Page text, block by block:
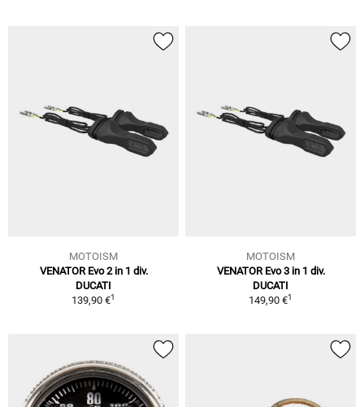
MOTOISM
VENATOR Evo 2 in 1 div.
DUCATI
139,90 €1
MOTOISM
VENATOR Evo 3 in 1 div.
DUCATI
149,90 €1